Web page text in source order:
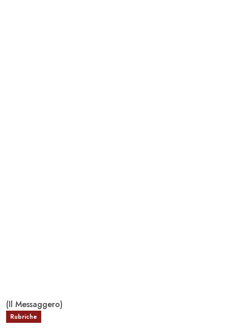
(Il Messaggero)
Rubriche